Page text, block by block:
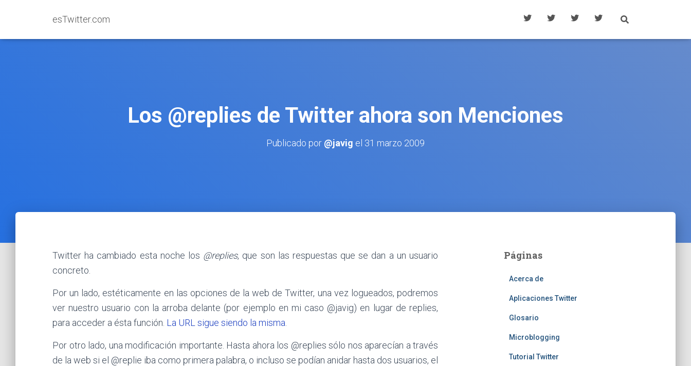
esTwitter.com
Los @replies de Twitter ahora son Menciones
Publicado por @javig el 31 marzo 2009
Twitter ha cambiado esta noche los @replies, que son las respuestas que se dan a un usuario
concreto.
Por un lado, estéticamente en las opciones de la web de Twitter, una vez logueados, podremos
ver nuestro usuario con la arroba delante (por ejemplo en mi caso @javig) en lugar de replies,
para acceder a ésta función. La URL sigue siendo la misma
Por otro lado, una modificación importante. Hasta ahora los @replies sólo nos aparecían a través
de la web si el @replie iba como primera palabra, o incluso se podían anidar hasta dos usuarios, el
Páginas
Acerca de
Aplicaciones Twitter
Glosario
Microblogging
Tutorial Twitter